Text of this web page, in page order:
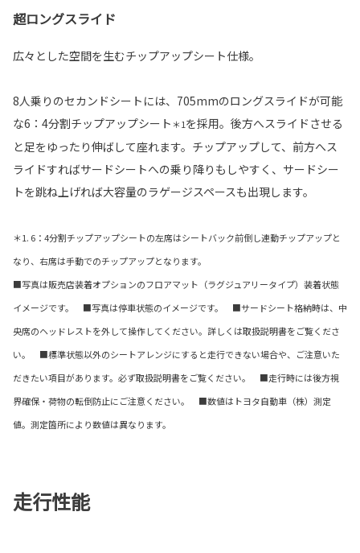
超ロングスライド
広々とした空間を生むチップアップシート仕様。
8人乗りのセカンドシートには、705mmのロングスライドが可能
な6：4分割チップアップシート ＊1を採用。後方へスライドさせる
と足をゆったり伸ばして座れます。チップアップして、前方へス
ライドすればサードシートへの乗り降りもしやすく、サードシー
トを跳ね上げれば大容量のラゲージスペースも出現します。
＊1. 6：4分割チップアップシートの左席はシートバック前倒し連動チップアップと
なり、右席は手動でのチップアップとなります。
■写真は販売店装着オプションのフロアマット（ラグジュアリータイプ）装着状態
イメージです。 ■写真は停車状態のイメージです。 ■サードシート格納時は、中
央席のヘッドレストを外して操作してください。詳しくは取扱説明書をご覧くださ
い。 ■標準状態以外のシートアレンジにすると走行できない場合や、ご注意いた
だきたい項目があります。必ず取扱説明書をご覧ください。 ■走行時には後方視
界確保・荷物の転倒防止にご注意ください。 ■数値はトヨタ自動車（株）測定
値。測定箇所により数値は異なります。
走行性能